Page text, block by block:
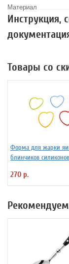
Материал
Инструкция,
Товары со
Форма для жарки
блинчиков
270 р.